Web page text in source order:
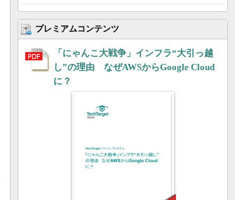
プレミアムコンテンツ
「にゃんこ大戦争」インフラ“大引っ越
し”の理由 なぜAWSからGoogle Cloud
に？